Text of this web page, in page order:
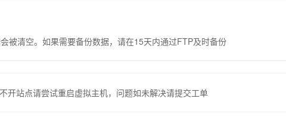
被清空。如果需要备份数据，请在15天内通过FTP及时备份
开站点请尝试重启虚拟主机，问题如未解决请提交工单